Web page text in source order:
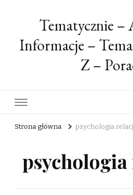
Tematycznie –
Informacje –
Z –
Strona główna psychologia